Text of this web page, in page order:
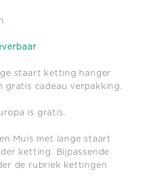
staart ketting hanger
gratis cadeau verpakking.
is gratis.
Muis met lange staart
ketting. Bijpassende
de rubriek kettingen